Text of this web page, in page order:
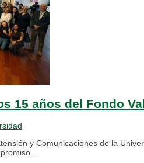
15 años del Fondo
y Comunicaciones de la